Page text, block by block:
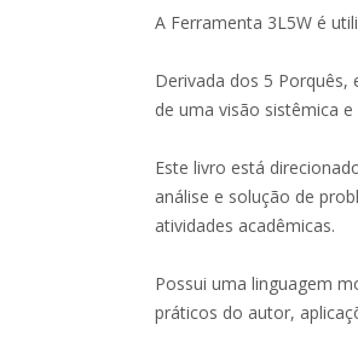
A Ferramenta 3L5W é
Derivada dos 5
de uma visão sistêmica
Este livro está
análise e solução de
atividades acadêmicas.
Possui uma linguagem
práticos do autor,